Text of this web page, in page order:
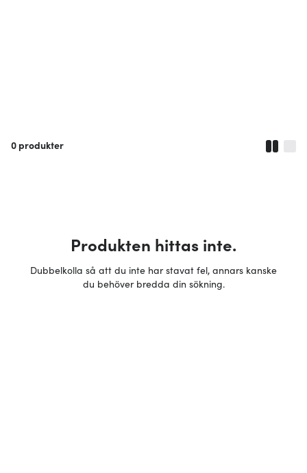
0 produkter
Produkten hittas inte.
Dubbelkolla så att du inte har stavat fel, annars kanske
du behöver bredda din sökning.